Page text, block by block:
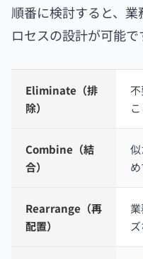
順番に検討すると、
ロセスの設計が可能で
Eliminate（排
除）
Combine（結
合）
Rearrange（再
配置）